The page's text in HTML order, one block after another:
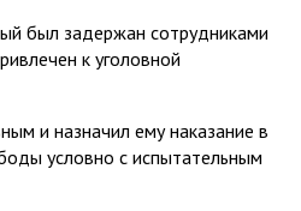
был задержан сотрудниками
к уголовной
и назначил ему наказание в
условно с испытательным